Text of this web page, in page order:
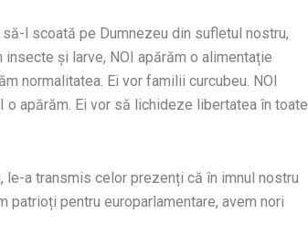
l scoată pe Dumnezeu din sufletul nostru,
și larve, NOI apărăm o alimentație
normalitatea. Ei vor familii curcubeu. NOI
o apărăm. Ei vor să lichideze libertatea în toate
le-a transmis celor prezenți că în imnul nostru
patrioți pentru europarlamentare, avem nori